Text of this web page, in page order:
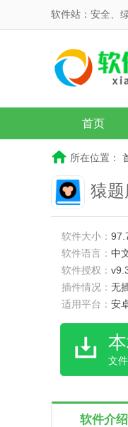
软件站：安全、
首页
所在位置：
猿题
软件大小：
软件语言： 中
软件授权：
插件情况： 无
适用平台： 安
文
软件介绍